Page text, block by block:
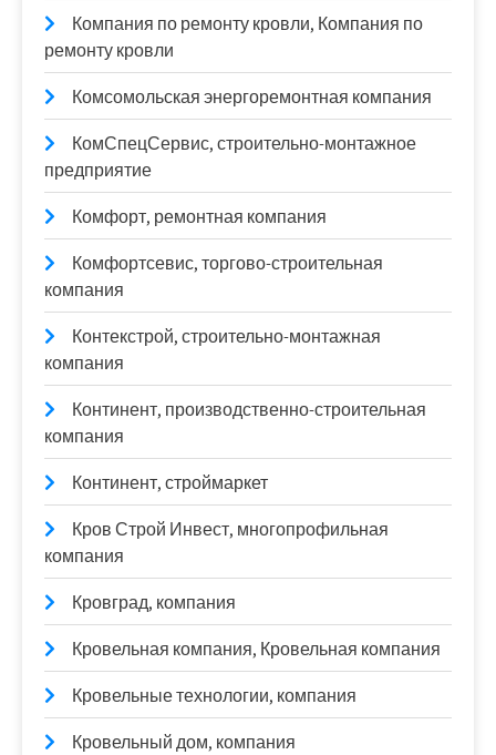
Компания по ремонту кровли, Компания по
ремонту кровли
Комсомольская энергоремонтная компания
КомСпецСервис, строительно-монтажное
предприятие
Комфорт, ремонтная компания
Комфортсевис, торгово-строительная
компания
Контекстрой, строительно-монтажная
компания
Континент, производственно-строительная
компания
Континент, строймаркет
Кров Строй Инвест, многопрофильная
компания
Кровград, компания
Кровельная компания, Кровельная компания
Кровельные технологии, компания
Кровельный дом, компания